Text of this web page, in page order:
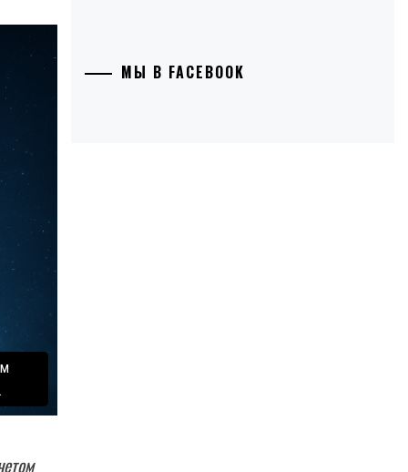
МЫ В FACEBOOK